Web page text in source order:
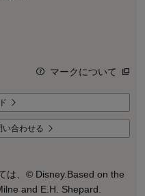
マークについて
い合わせる
は、© Disney.Based on the
and E.H. Shepard.